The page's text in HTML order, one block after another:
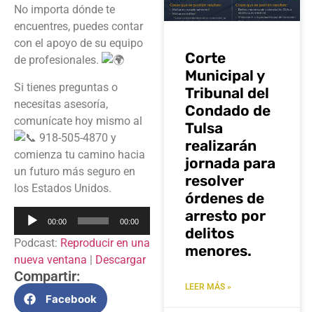
No importa dónde te
encuentres, puedes contar
con el apoyo de su equipo
de profesionales.
Si tienes preguntas o
necesitas asesoría,
comunícate hoy mismo al
918-505-4870 y
comienza tu camino hacia
un futuro más seguro en
los Estados Unidos.
Reproductor
audio
00:00 00:00
Podcast: Reproducir en una
nueva ventana | Descargar
Compartir:
Facebook
Corte
Municipal y
Tribunal del
Condado de
Tulsa
realizarán
jornada para
resolver
órdenes de
arresto por
delitos
menores.
LEER MÁS »